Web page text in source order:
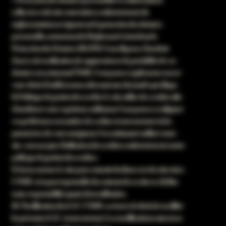
collectées via le site sont traitées conformément à la
réglementation en vigueur sur la protection des données
personnelles, notamment le Règlement Général sur la
Protection des Données (RGPD). Vous disposez d’un droit
d’accès, de rectification, de suppression et de portabilité de vos
données en contactant l’ASBL. Vous pouvez également exercer
votre droit à l’oubli en nous adressant une demande spécifique.
8. Politique de gestion des cookies Le site utilise des cookies afin
d’améliorer votre expérience utilisateur. Vous pouvez configurer
vos préférences en matière de cookies à tout moment via les
paramètres de votre navigateur. En continuant à utiliser notre
site, vous acceptez l'utilisation des cookies conformément à notre
politique de gestion des cookies.
9. Liens externes Le site peut contenir des liens vers des sites tiers.
L’ASBL n’est pas responsable du contenu de ces sites et décline
toute responsabilité quant à leur utilisation.
10. Modification des CGU L’ASBL se réserve le droit de modifier
les présentes CGU à tout moment. Les modifications entrent en